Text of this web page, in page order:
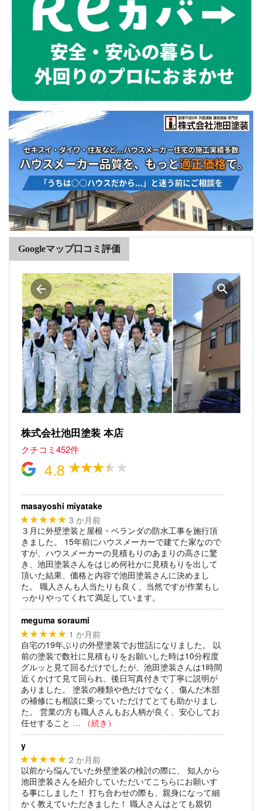
Googleマップ口コミ評価
株式会社池田塗装 本店
クチコミ452件
4.8
masayoshi miyatake
★★★★★ 3 か月前
３月に外壁塗装と屋根・ベランダの防水工事を施行頂
きました。
15年前にハウスメーカーで建てた家なので
すが、ハウスメーカーの見積もりのあまりの高さに驚
き、池田塗装さんをはじめ何社かに見積もりを出して
頂いた結果、価格と内容で池田塗装さんに決めまし
た。
職人さんも人当たりも良く、当然ですが作業もし
っかりやってくれて満足しています。
meguma soraumi
★★★★★ 1 か月前
自宅の19年ぶりの外壁塗装でお世話になりました。
以
前の塗装で数社に見積もりをお願いした時は10分程度
グルッと見て回るだけでしたが、池田塗装さんは1時間
近くかけて見て回られ、後日写真付きで丁寧に説明が
ありました。
塗装の種類や色だけでなく、傷んだ木部
の補修にも相談に乗っていただけてとても助かりまし
た。
営業の方も職人さんもお人柄が良く、安心してお
任せすること … （続き）
y
★★★★★ 2 か月前
以前から悩んでいた外壁塗装の検討の際に、
知人から
池田塗装さんを紹介していただいてこちらにお願いす
る事にしました！ 打ち合わせの際も、親身になって細
かく教えていただきました！ 職人さんはとても親切